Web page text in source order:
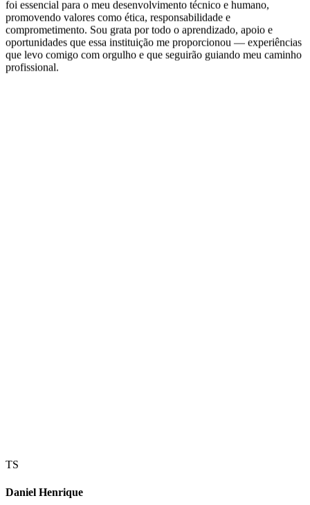
foi essencial para o meu desenvolvimento técnico e humano,
promovendo valores como ética, responsabilidade e
comprometimento. Sou grata por todo o aprendizado, apoio e
oportunidades que essa instituição me proporcionou — experiências
que levo comigo com orgulho e que seguirão guiando meu caminho
profissional.